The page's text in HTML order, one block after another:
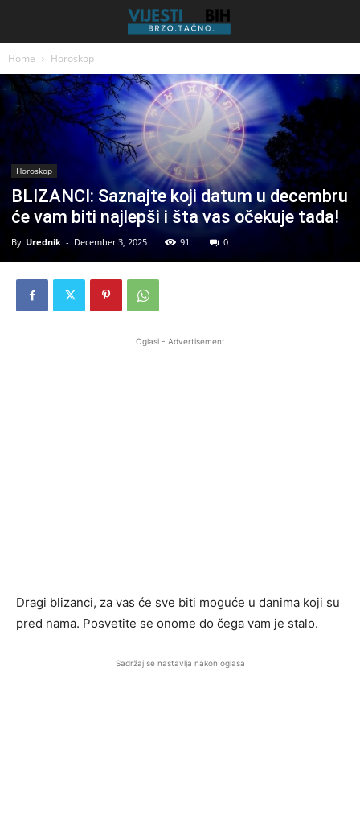
Home Horoskop
Horoskop
BLIZANCI: Saznajte koji datum u decembru
će vam biti najlepši i šta vas očekuje tada!
By Urednik - December 3, 2025 91 0
Oglasi - Advertisement
Dragi blizanci, za vas će sve biti moguće u danima koji su
pred nama. Posvetite se onome do čega vam je stalo.
Sadržaj se nastavlja nakon oglasa